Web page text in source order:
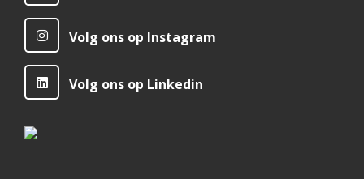
Volg ons op Instagram
Volg ons op Linkedin